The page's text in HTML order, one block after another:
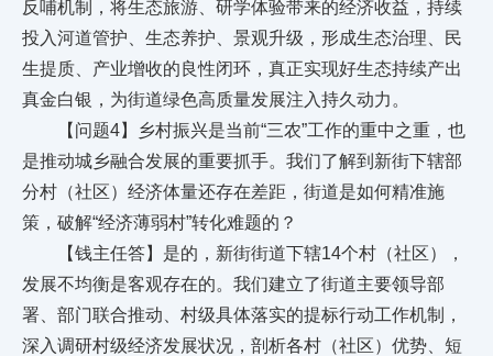
反哺机制，将生态旅游、研学体验带来的经济收益，持续
投入河道管护、生态养护、景观升级，形成生态治理、民
生提质、产业增收的良性闭环，真正实现好生态持续产出
真金白银，为街道绿色高质量发展注入持久动力。
【问题4】乡村振兴是当前“三农”工作的重中之重，也
是推动城乡融合发展的重要抓手。我们了解到新街下辖部
分村（社区）经济体量还存在差距，街道是如何精准施
策，破解“经济薄弱村”转化难题的？
【钱主任答】是的，新街街道下辖14个村（社区），
发展不均衡是客观存在的。我们建立了街道主要领导部
署、部门联合推动、村级具体落实的提标行动工作机制，
深入调研村级经济发展状况，剖析各村（社区）优势、短